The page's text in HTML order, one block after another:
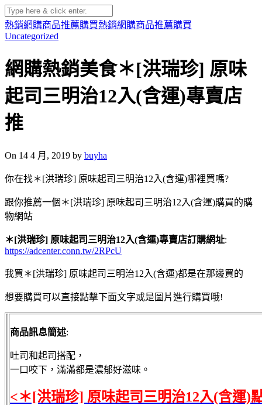
熱銷網購商品推薦購買熱銷網購商品推薦購買
Uncategorized
網購熱銷美食＊[洪瑞珍] 原味
起司三明治12入(含運)專賣店
推
On 14 4 月, 2019 by buyha
你在找＊[洪瑞珍] 原味起司三明治12入(含運)哪裡買嗎?
跟你推薦一個＊[洪瑞珍] 原味起司三明治12入(含運)購買的購
物網站
＊[洪瑞珍] 原味起司三明治12入(含運)專賣店訂購網址:
https://adcenter.conn.tw/2RPcU
我買＊[洪瑞珍] 原味起司三明治12入(含運)都是在那邊買的
想要購買可以直接點擊下面文字或是圖片進行購買哦!
商品訊息簡述:
吐司和起司搭配，
一口咬下，滿滿都是濃郁好滋味。
<＊[洪瑞珍] 原味起司三明治12入(含運)